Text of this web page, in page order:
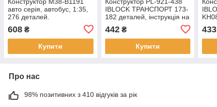
авто серія, автобус, 1:35,
276 деталей.
608 ₴
Купити
IBLOCK ТРАНСПОРТ 173-
182 деталей, інструкція на
укр мові, наліпки, коробка
22-16-6см.
442₴
Купити
433
Про нас
98% позитивних з 410 відгуків за рік